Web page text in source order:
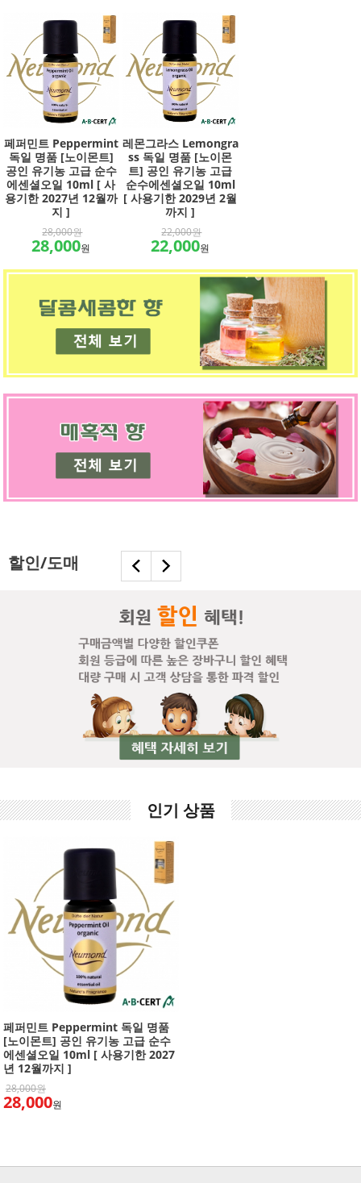
페퍼민트 Peppermint
독일 명품 [노이몬트]
공인 유기농 고급 순수
에센셜오일 10ml [ 사
용기한 2027년 12월까
지 ]
28,000원
28,000원
레몬그라스 Lemongra
ss 독일 명품 [노이몬
트] 공인 유기농 고급
순수에센셜오일 10ml
[ 사용기한 2029년 2월
까지 ]
22,000원
22,000원
할인/도매
인기 상품
페퍼민트 Peppermint 독일 명품
[노이몬트] 공인 유기농 고급 순수
에센셜오일 10ml [ 사용기한 2027
년 12월까지 ]
28,000원
28,000원